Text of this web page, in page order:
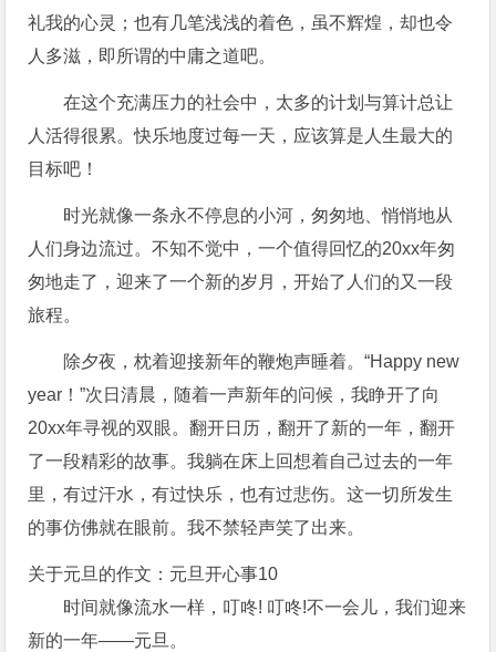
礼我的心灵；也有几笔浅浅的着色，虽不辉煌，却也令
人多滋，即所谓的中庸之道吧。
在这个充满压力的社会中，太多的计划与算计总让
人活得很累。快乐地度过每一天，应该算是人生最大的
目标吧！
时光就像一条永不停息的小河，匆匆地、悄悄地从
人们身边流过。不知不觉中，一个值得回忆的20xx年匆
匆地走了，迎来了一个新的岁月，开始了人们的又一段
旅程。
除夕夜，枕着迎接新年的鞭炮声睡着。“Happy new
year！”次日清晨，随着一声新年的问候，我睁开了向
20xx年寻视的双眼。翻开日历，翻开了新的一年，翻开
了一段精彩的故事。我躺在床上回想着自己过去的一年
里，有过汗水，有过快乐，也有过悲伤。这一切所发生
的事仿佛就在眼前。我不禁轻声笑了出来。
关于元旦的作文：元旦开心事10
时间就像流水一样，叮咚! 叮咚!不一会儿，我们迎来
新的一年——元旦。